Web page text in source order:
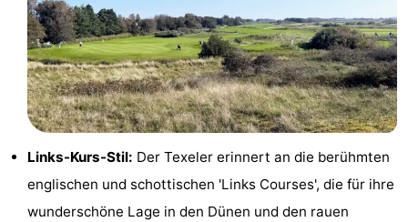
Holland
Land
en
Zeezicht
Strandhuys
Strandplevier
Campingplätze
Ferienhäuser
Links-Kurs-Stil: Der Texeler erinnert an die berühmten
englischen und schottischen 'Links Courses', die für ihre
wunderschöne Lage in den Dünen und den rauen